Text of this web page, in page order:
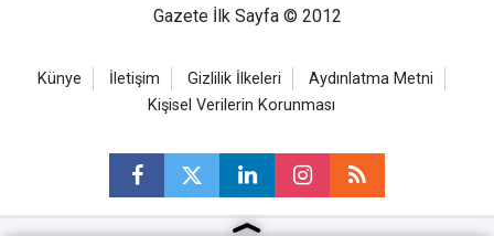
Gazete İlk Sayfa © 2012
Künye İletişim Gizlilik İlkeleri
Aydınlatma Metni
Kişisel Verilerin Korunması